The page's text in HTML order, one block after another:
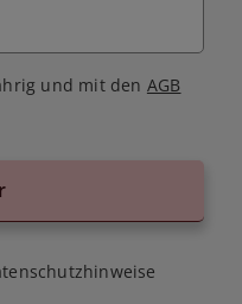
und mit den AGB